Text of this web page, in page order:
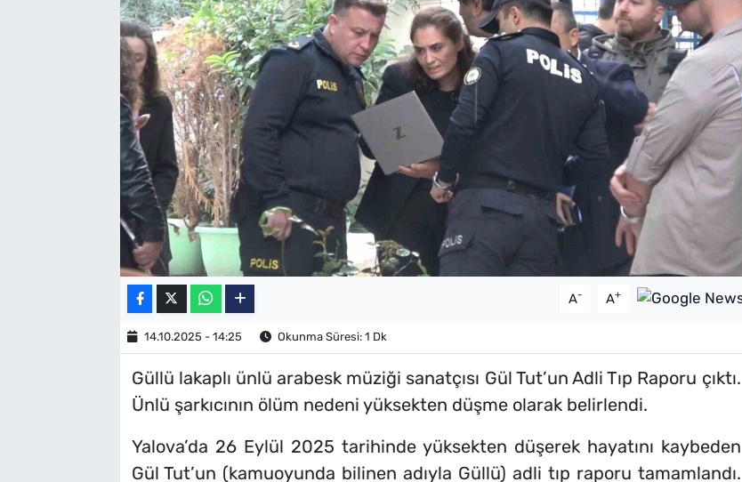
A- A+
14.10.2025 - 14:25 Okunma Süresi: 1 Dk
Güllü lakaplı ünlü arabesk müziği sanatçısı Gül Tut’un Adli Tıp Raporu çıktı.
Ünlü şarkıcının ölüm nedeni yüksekten düşme olarak belirlendi.
Yalova’da 26 Eylül 2025 tarihinde yüksekten düşerek hayatını kaybeden
Gül Tut’un (kamuoyunda bilinen adıyla Güllü) adli tıp raporu tamamlandı.
TV REHBERİ